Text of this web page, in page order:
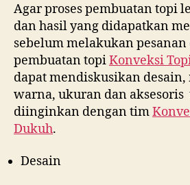
Agar proses pembuatan topi
dan hasil yang didapatkan
sebelum melakukan pesanan
pembuatan topiKonveksi
dapat mendiskusikan desain,
warna, ukuran dan aksesoris
diinginkan dengan tim
Dukuh.
Desain